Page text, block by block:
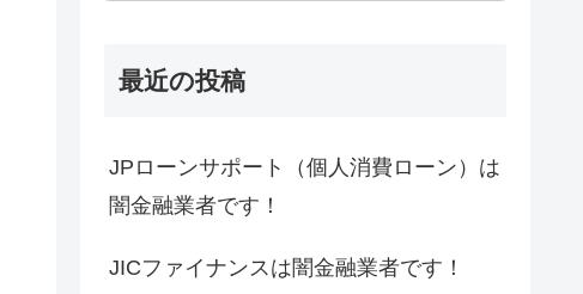
最近の投稿
JPローンサポート（個人消費ローン）は
闇金融業者です！
JICファイナンスは闇金融業者です！